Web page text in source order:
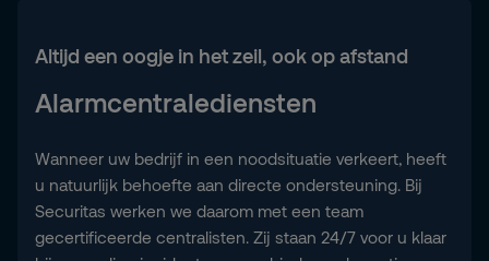
Altijd een oogje in het zeil, ook op afstand
Alarmcentralediensten
Wanneer uw bedrijf in een noodsituatie verkeert, heeft
u natuurlijk behoefte aan directe ondersteuning. Bij
Securitas werken we daarom met een team
gecertificeerde centralisten. Zij staan 24/7 voor u klaar